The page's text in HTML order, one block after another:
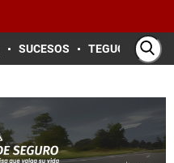
SUCESOS TEGUCIGALPA